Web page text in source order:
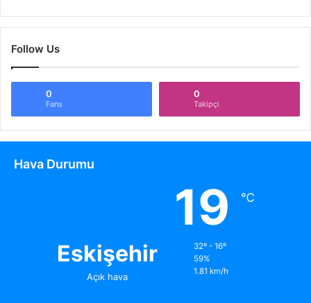
Follow Us
0
Fans
0
Takipçi
Hava Durumu
Eskişehir
Açık hava
19 ℃
32º - 16º
59%
1.81 km/h